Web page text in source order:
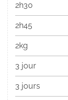
2h30
2h45
2kg
3 jour
3 jours